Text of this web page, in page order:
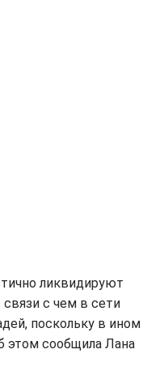
ликвидируют
с чем в сети
поскольку в ином
этом сообщила Лана